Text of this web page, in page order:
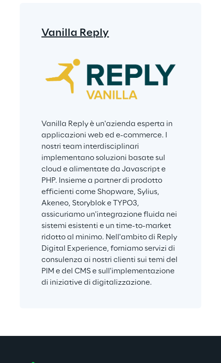
Vanilla Reply
Vanilla Reply è un'azienda esperta in
applicazioni web ed e-commerce. I
nostri team interdisciplinari
implementano soluzioni basate sul
cloud e alimentate da Javascript e
PHP. Insieme a partner di prodotto
efficienti come Shopware, Sylius,
Akeneo, Storyblok e TYPO3,
assicuriamo un'integrazione fluida nei
sistemi esistenti e un time-to-market
ridotto al minimo. Nell'ambito di Reply
Digital Experience, forniamo servizi di
consulenza ai nostri clienti sui temi del
PIM e del CMS e sull'implementazione
di iniziative di digitalizzazione.